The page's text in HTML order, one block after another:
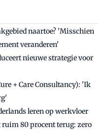
naartoe? 'Misschien
veranderen'
nieuwe strategie voor
+ Care Consultancy): 'Ik
leren op werkvloer
80 procent terug: zero